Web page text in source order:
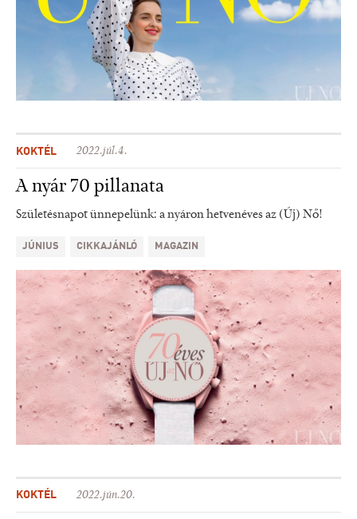
KOKTÉL 2022.júl.4.
A nyár 70 pillanata
Születésnapot ünnepelünk: a nyáron hetvenéves az (Új) Nő!
JÚNIUS CIKKAJÁNLÓ MAGAZIN
KOKTÉL 2022.jún.20.